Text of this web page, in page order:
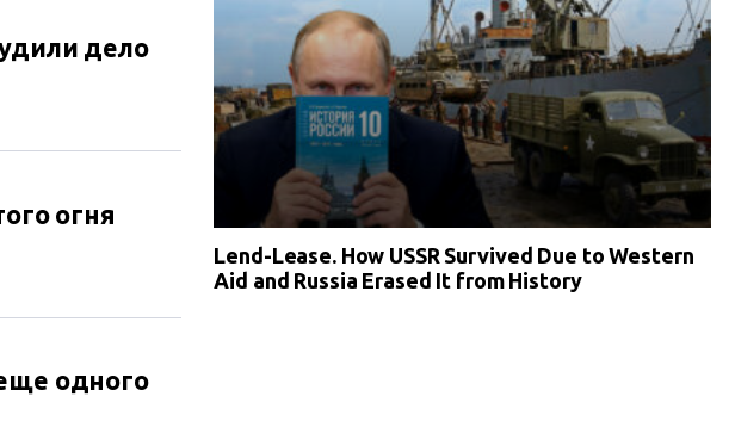
дело
огня
одного
Lend-Lease. How USSR Survived Due to Western
Aid and Russia Erased It from History